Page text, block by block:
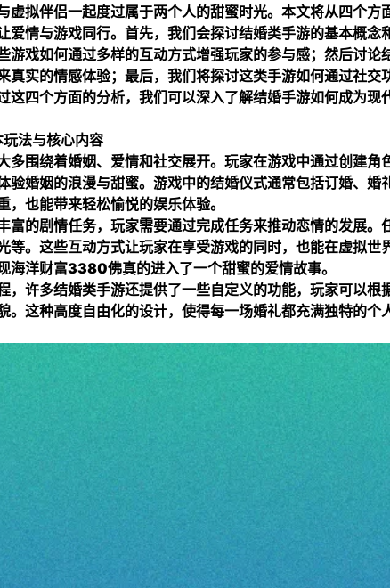
虚拟伴侣一起度过属于两个人的甜蜜时光。本文将从四个方
爱情与游戏同行。首先，我们会探讨结婚类手游的基本概念
游戏如何通过多样的互动方式增强玩家的参与感；然后讨论
真实的情感体验；最后，我们将探讨这类手游如何通过社交
这四个方面的分析，我们可以深入了解结婚手游如何成为现
法与核心内容
多围绕着婚姻、爱情和社交展开。玩家在游戏中通过创建角
验婚姻的浪漫与甜蜜。游戏中的结婚仪式通常包括订婚、婚
，也能带来轻松愉悦的娱乐体验。
富的剧情任务，玩家需要通过完成任务来推动恋情的发展。
等。这些互动方式让玩家在享受游戏的同时，也能在虚拟世
海洋财富3380佛真的进入了一个甜蜜的爱情故事。
，许多结婚类手游还提供了一些自定义的功能，玩家可以根
。这种高度自由化的设计，使得每一场婚礼都充满独特的个